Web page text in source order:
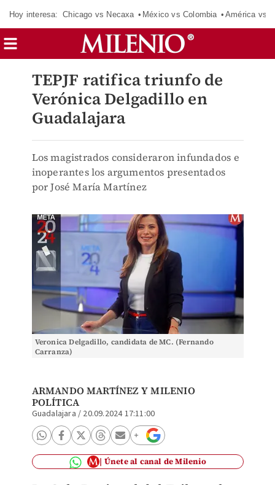
Hoy interesa: Chicago vs Necaxa México vs Colombia América vs
TEPJF ratifica triunfo de
Verónica Delgadillo en
Guadalajara
Los magistrados consideraron infundados e
inoperantes los argumentos presentados
por José María Martínez
Veronica Delgadillo, candidata de MC. (Fernando
Carranza)
ARMANDO MARTÍNEZ Y MILENIO
POLÍTICA
Guadalajara / 20.09.2024 17:11:00
Únete al canal de Milenio